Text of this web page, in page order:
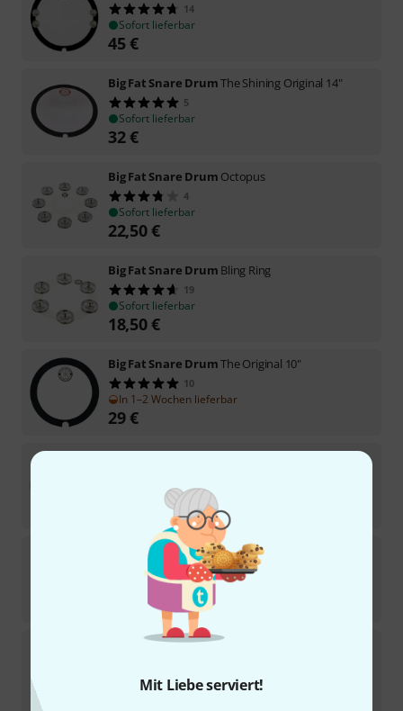
Mit Liebe serviert!
14
Sofort lieferbar
45€
Big Fat Snare DrumThe Shining Original 14"
5
Sofort lieferbar
32€
Big Fat Snare Drum Octopus
4
Sofort lieferbar
22,50€
Big Fat Snare Drum Bling Ring
19
Sofort lieferbar
18,50€
Big Fat Snare DrumThe Original 10"
10
In 1–2 Wochen lieferbar
29€
Sofort lieferbar
Big Fat Snare Drum13" Swiss Ride
2
Sofort lieferbar
Big Fat Snare DrumHalos 14"
Sofort lieferbar